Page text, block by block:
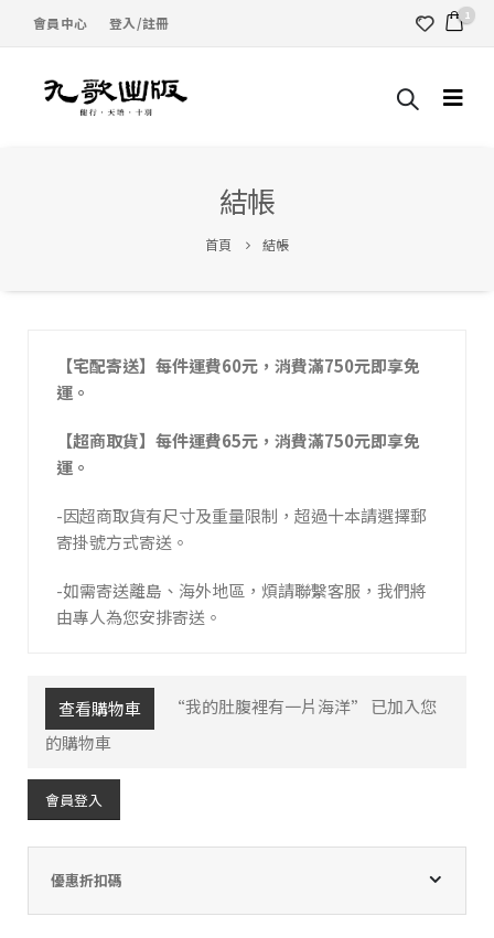
會員中心 登入/註冊 1
結帳
首頁 結帳
【宅配寄送】每件運費60元，消費滿750元即享免
運。
【超商取貨】每件運費65元，消費滿750元即享免
運。
-因超商取貨有尺寸及重量限制，超過十本請選擇郵
寄掛號方式寄送。
-如需寄送離島、海外地區，煩請聯繫客服，我們將
由專人為您安排寄送。
查看購物車
“我的肚腹裡有一片海洋” 已加入您
的購物車
會員登入
優惠折扣碼